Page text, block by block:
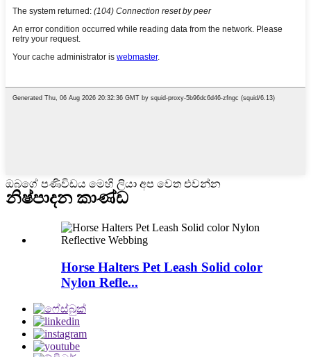
ඔබගේ පණිවිඩය මෙහි ලියා අප වෙත එවන්න
නිෂ්පාදන කාණ්ඩ
Horse Halters Pet Leash Solid color
Nylon Refle...